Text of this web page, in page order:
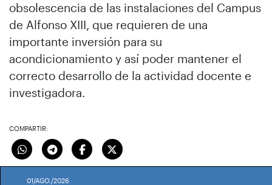
obsolescencia de las instalaciones del Campus
de Alfonso XIII, que requieren de una
importante inversión para su
acondicionamiento y así poder mantener el
correcto desarrollo de la actividad docente e
investigadora.
COMPARTIR:
01/AGO./2026